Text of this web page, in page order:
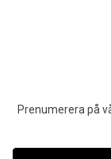
Prenumerera på